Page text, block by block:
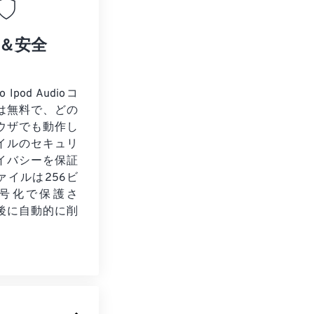
安全
Ipod Audioコ
無料で、どの
ザでも動作し
ルのセキュリ
バシーを保証
イルは256ビ
化で保護さ
に自動的に削